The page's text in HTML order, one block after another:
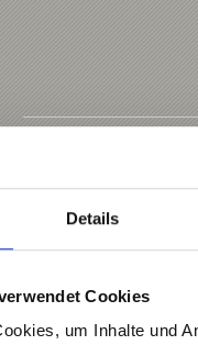
Details
Cookies
um Inhalte und
Natur-Erlebnis-
Biotop
1